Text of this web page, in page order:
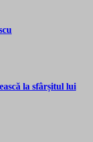
la sfârșitul lui